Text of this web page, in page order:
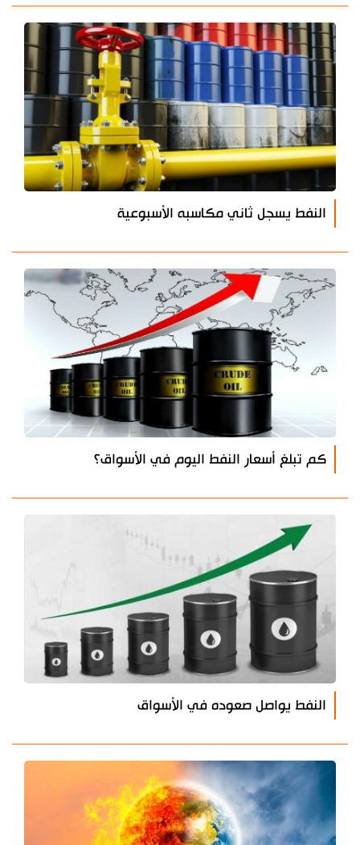
النفط يسجل ثاني مكاسبه الأسبوعية
كم تبلغ أسعار النفط اليوم في الأسواق؟
النفط يواصل صعوده في الأسواق